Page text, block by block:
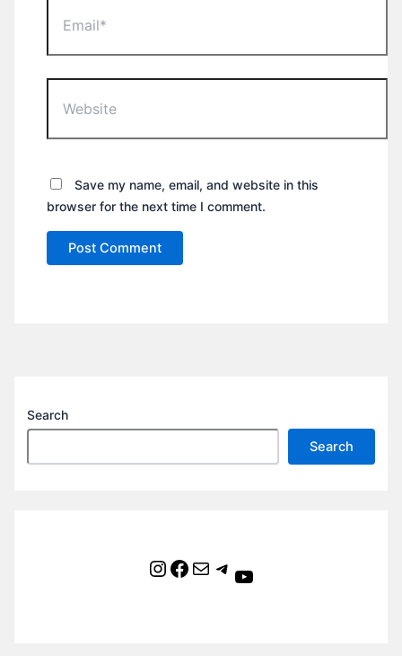
Save my name, email, and website in this
browser for the next time I comment.
Search
Search
Instagram Facebook Mail Telegram YouTube